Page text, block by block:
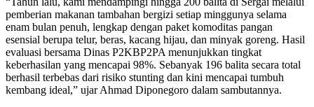
pemberian makanan tambahan bergizi setiap minggunya selama
enam bulan penuh, lengkap dengan paket komoditas pangan
esensial berupa telur, beras, kacang hijau, dan minyak goreng. Hasil
evaluasi bersama Dinas P2KBP2PA menunjukkan tingkat
keberhasilan yang mencapai 98%. Sebanyak 196 balita secara total
berhasil terbebas dari risiko stunting dan kini mencapai tumbuh
kembang ideal,” ujar Ahmad Diponegoro dalam sambutannya.